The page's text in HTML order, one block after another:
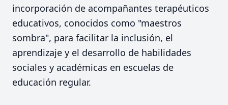
incorporación de acompañantes terapéuticos
educativos, conocidos como "maestros
sombra", para facilitar la inclusión, el
aprendizaje y el desarrollo de habilidades
sociales y académicas en escuelas de
educación regular.